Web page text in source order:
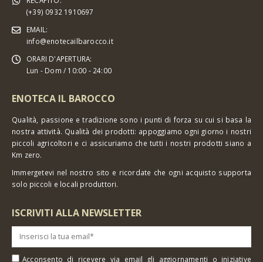
(+39) 0932 1910697
EMAIL:
info@enotecailbarocco.it
ORARI D'APERTURA:
Lun - Dom / 10:00 - 24:00
ENOTECA IL BAROCCO
Qualità, passione e tradizione sono i punti di forza su cui si basa la
nostra attività. Qualità dei prodotti: appoggiamo ogni giorno i nostri
piccoli agricoltori e ci assicuriamo che tutti i nostri prodotti siano a
Km zero.
Immergetevi nel nostro sito e ricordate che ogni acquisto supporta
solo piccoli e locali produttori.
ISCRIVITI ALLA NEWSLETTER
Acconsento di ricevere via email gli aggiornamenti o iniziative